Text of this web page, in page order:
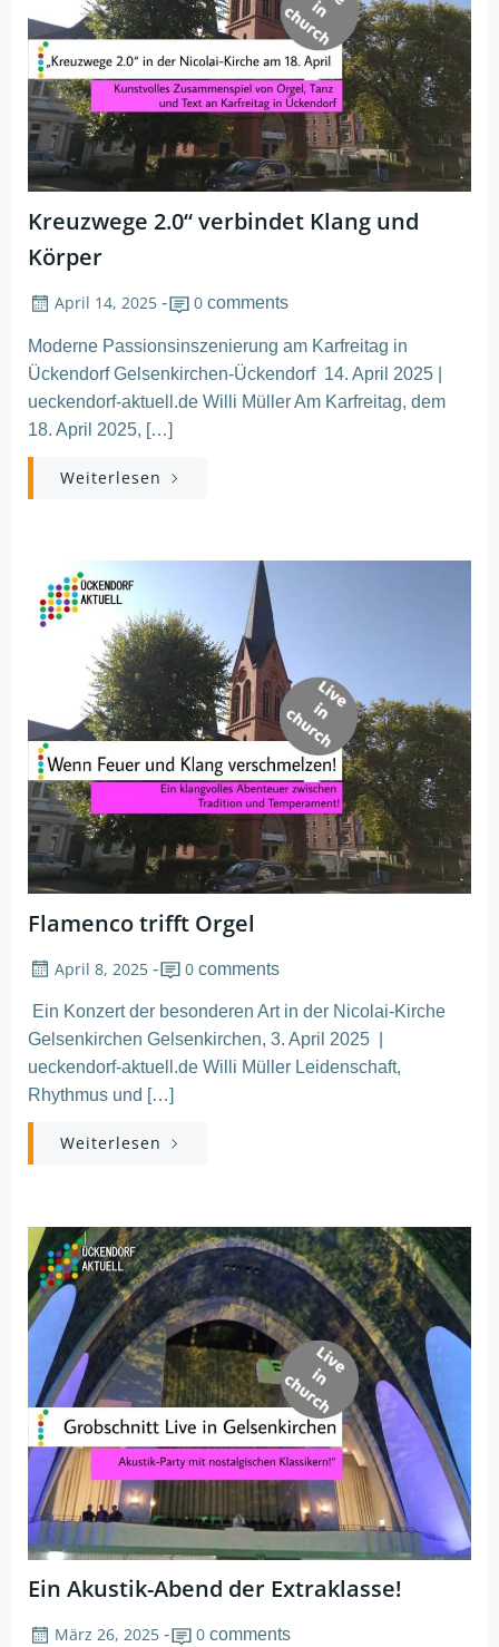
Kreuzwege 2.0“ verbindet Klang und
Körper
April 14, 2025 - 0 comments
Moderne Passionsinszenierung am Karfreitag in
Ückendorf Gelsenkirchen-Ückendorf 14. April 2025 |
ueckendorf-aktuell.de Willi Müller Am Karfreitag, dem
18. April 2025, […]
Weiterlesen
Flamenco trifft Orgel
April 8, 2025 - 0 comments
Ein Konzert der besonderen Art in der Nicolai-Kirche
Gelsenkirchen Gelsenkirchen, 3. April 2025 |
ueckendorf-aktuell.de Willi Müller Leidenschaft,
Rhythmus und […]
Weiterlesen
Ein Akustik-Abend der Extraklasse!
März 26, 2025 - 0 comments